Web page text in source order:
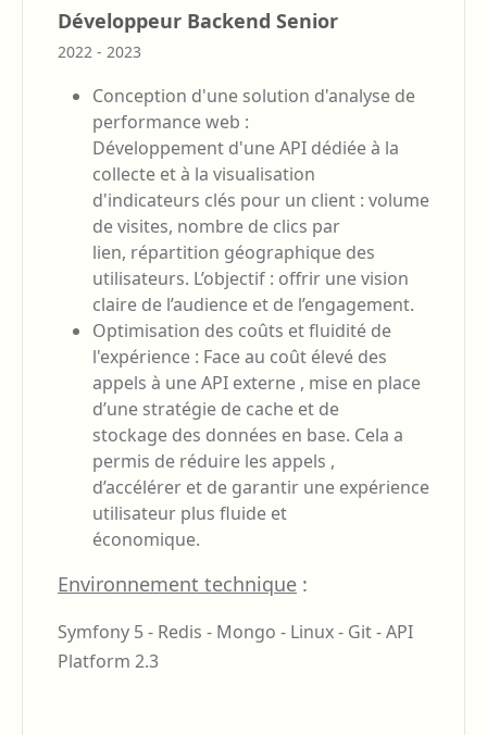
Développeur Backend Senior
2022 - 2023
Conception d'une solution d'analyse de
performance web :
Développement d'une API dédiée à la
collecte et à la visualisation
d'indicateurs clés pour un client : volume
de visites, nombre de clics par
lien, répartition géographique des
utilisateurs. L’objectif : offrir une vision
claire de l’audience et de l’engagement.
Optimisation des coûts et fluidité de
l'expérience : Face au coût élevé des
appels à une API externe , mise en place
d’une stratégie de cache et de
stockage des données en base. Cela a
permis de réduire les appels ,
d’accélérer et de garantir une expérience
utilisateur plus fluide et
économique.
Environnement technique :
Symfony 5 - Redis - Mongo - Linux - Git -API
Platform 2.3